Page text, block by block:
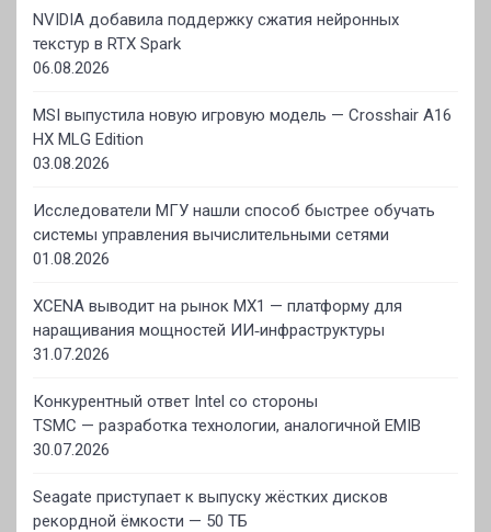
NVIDIA добавила поддержку сжатия нейронных
текстур в RTX Spark
06.08.2026
MSI выпустила новую игровую модель — Crosshair A16
HX MLG Edition
03.08.2026
Исследователи МГУ нашли способ быстрее обучать
системы управления вычислительными сетями
01.08.2026
XCENA выводит на рынок MX1 — платформу для
наращивания мощностей ИИ‑инфраструктуры
31.07.2026
Конкурентный ответ Intel со стороны
TSMC — разработка технологии, аналогичной EMIB
30.07.2026
Seagate приступает к выпуску жёстких дисков
рекордной ёмкости — 50 ТБ